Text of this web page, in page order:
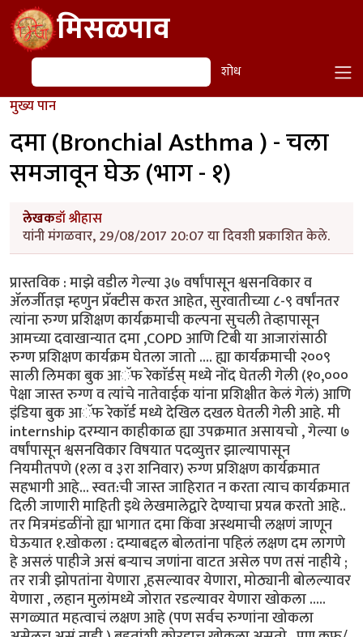
Skip to main contentमिसळपाव
शोध शोध
मुख्य पान
दमा (Bronchial Asthma ) - चला
समजावून घेऊ (भाग - १)
लेखकडॉ श्रीहास
यांनी मंगळवार, 29/08/2017 20:07 या दिवशी प्रकाशित केले.
प्रास्तविक : माझे वडील गेल्या ३७ वर्षांपासून श्वसनविकार व
ॲलर्जीतज्ञ म्हणुन प्रॅक्टीस करत आहेत, सुरवातीच्या ८-९ वर्षांनतर
त्यांना रुग्ण प्रशिक्षण कार्यक्रमाची कल्पना सुचली तेव्हापासून
आमच्या दवाखान्यात दमा ,COPD आणि टिबी या आजारांसाठी
रुग्ण प्रशिक्षण कार्यक्रम घेतला जातो .... ह्या कार्यक्रमाची २००९
साली लिमका बुक आॅफ रेकाॅर्डस् मध्ये नोंद घेतली गेली (१०,०००
पेक्षा जास्त रुग्ण व त्यांचे नातेवाईक यांना प्रशिक्षीत केलं गेलं) आणि
इंडिया बुक आॅफ रेकाॅर्ड मध्ये देखिल दखल घेतली गेली आहे. मी
internship दरम्यान काहीकाळ ह्या उपक्रमात असायचो , गेल्या ७
वर्षांपासून श्वसनविकार विषयात पदव्युत्तर झाल्यापासून
नियमीतपणे (१ला व ३रा शनिवार) रुग्ण प्रशिक्षण कार्यक्रमात
सहभागी आहे... स्वत:ची जास्त जाहिरात न करता त्याच कार्यक्रमात
दिली जाणारी माहिती इथे लेखमालेद्वारे देण्याचा प्रयत्न करतो आहे..
तर मित्रमंडळींनो ह्या भागात दमा किंवा अस्थमाची लक्षणं जाणून
घेऊयात १.खोकला : दम्याबद्दल बोलतांना पहिलं लक्षण दम लागणे
हे असलं पाहीजे असं बऱ्याच जणांना वाटत असेल पण तसं नाहीये ;
तर रात्री झोपतांना येणारा ,हसल्यावर येणारा, मोठ्यानी बोलल्यावर
येणारा , लहान मुलांमध्ये जोरात रडल्यावर येणारा खोकला .....
सगळ्यात महत्वाचं लक्षण आहे (पण सर्वच रुग्णांना खोकला